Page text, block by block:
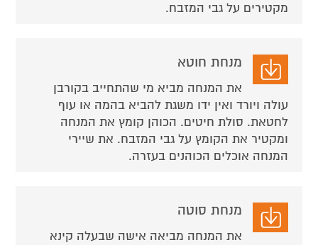
מקטירים על גבי המזבח.
מנחת חוטא
את המנחה מביא מי שהתחייב בקורבן
עולה ויורד ואין ידו משגת להביא בהמה או עוף
לחטאת. סולת חיטים. הכוהן קומץ את המנחה
ומקטיר את הקומץ על גבי המזבח. את שיירי
המנחה אוכלים הכוהנים בעזרה.
מנחת סוטה
את המנחה מביאה אישה שבעלה קינא